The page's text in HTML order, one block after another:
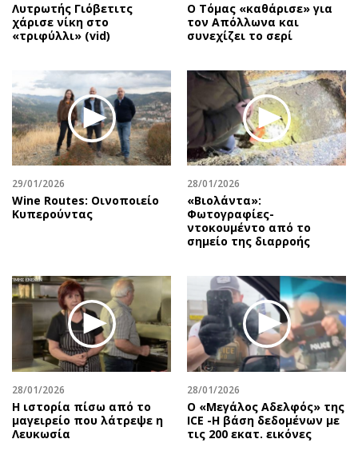
Λυτρωτής Γιόβετιτς
χάρισε νίκη στο
«τριφύλλι» (vid)
Ο Τόμας «καθάρισε» για
τον Απόλλωνα και
συνεχίζει το σερί
29/01/2026
Wine Routes: Οινοποιείο
Κυπερούντας
28/01/2026
«Βιολάντα»:
Φωτογραφίες-
ντοκουμέντο από το
σημείο της διαρροής
28/01/2026
Η ιστορία πίσω από το
μαγειρείο που λάτρεψε η
Λευκωσία
28/01/2026
Ο «Μεγάλος Αδελφός» της
ICE -Η βάση δεδομένων με
τις 200 εκατ. εικόνες